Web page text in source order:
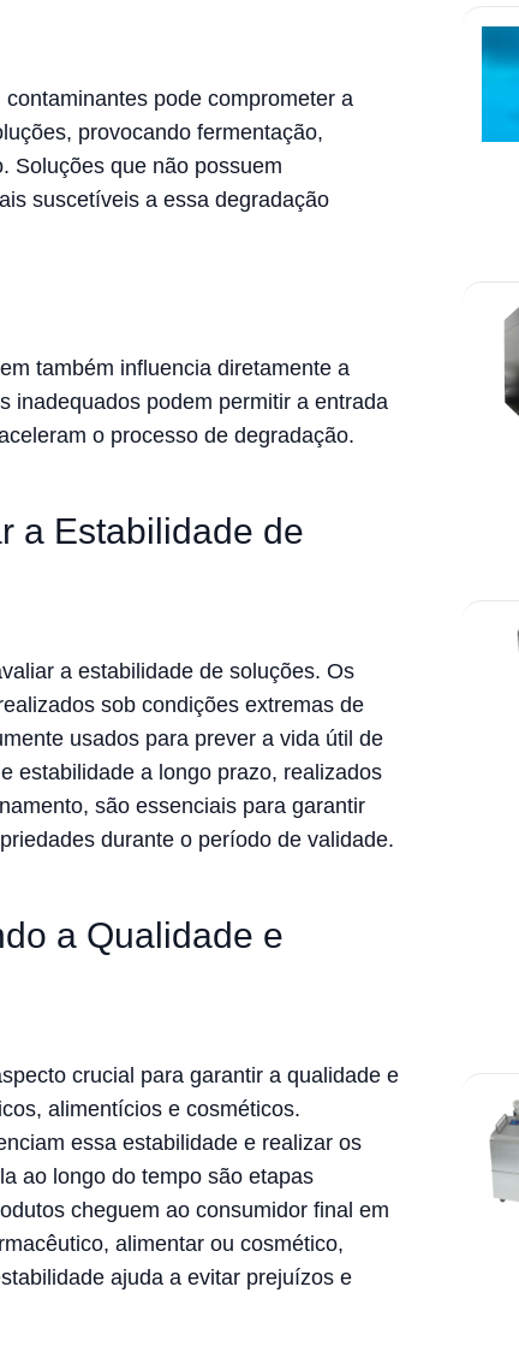
pode comprometer a
provocando fermentação,
Soluções que não possuem
suscetíveis a essa degradação
também influencia diretamente a
inadequados podem permitir a entrada
o processo de degradação.
a Estabilidade de
a estabilidade de soluções. Os
sob condições extremas de
usados para prever a vida útil de
estabilidade a longo prazo, realizados
são essenciais para garantir
durante o período de validade.
a Qualidade e
crucial para garantir a qualidade e
alimentícios e cosméticos.
essa estabilidade e realizar os
ao longo do tempo são etapas
cheguem ao consumidor final em
alimentar ou cosmético,
ajuda a evitar prejuízos e